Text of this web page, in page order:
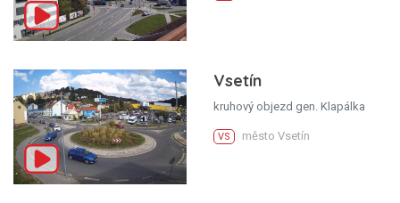
Vsetín
kruhový objezd gen. Klapálka
VS město Vsetín